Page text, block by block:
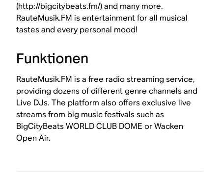
(http://bigcitybeats.fm/) and many more.
RauteMusik.FM is entertainment for all musical
tastes and every personal mood!
Funktionen
RauteMusik.FM is a free radio streaming service,
providing dozens of different genre channels and
Live DJs. The platform also offers exclusive live
streams from big music festivals such as
BigCityBeats WORLD CLUB DOME or Wacken
Open Air.